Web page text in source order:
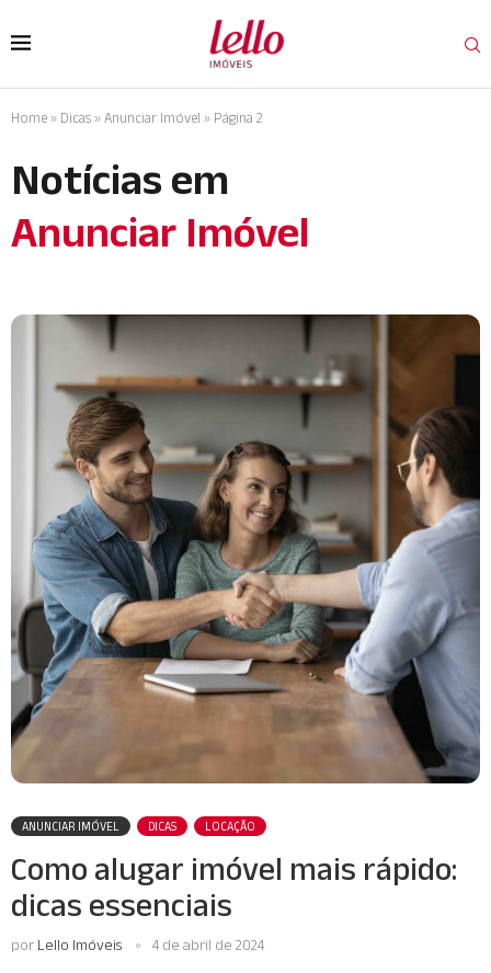
Home » Dicas » Anunciar Imóvel » Página 2
Notícias em
Anunciar Imóvel
ANUNCIAR IMÓVEL DICAS LOCAÇÃO
Como alugar imóvel mais rápido:
dicas essenciais
por Lello Imóveis 4 de abril de 2024